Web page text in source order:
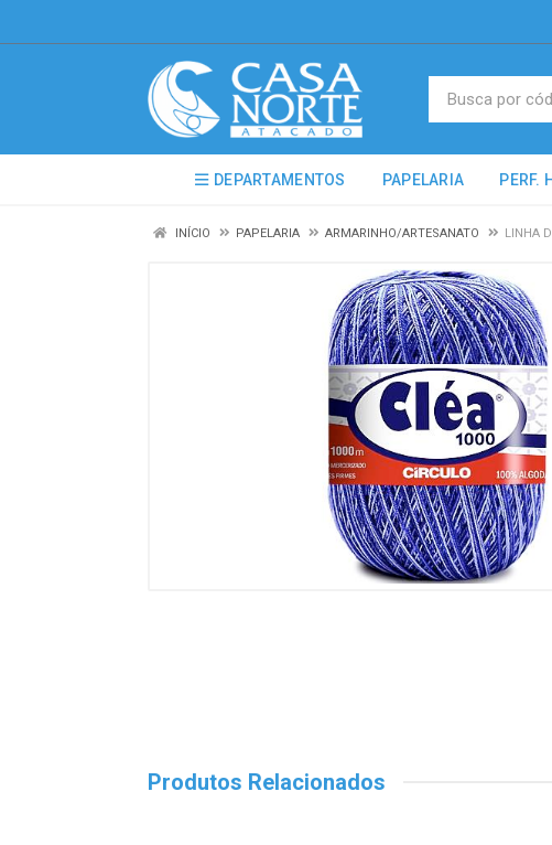
DEPARTAMENTOS PAPELARIA PERF.
INÍCIO PAPELARIA ARMARINHO/ARTESANATO LINHA
Produtos Relacionados